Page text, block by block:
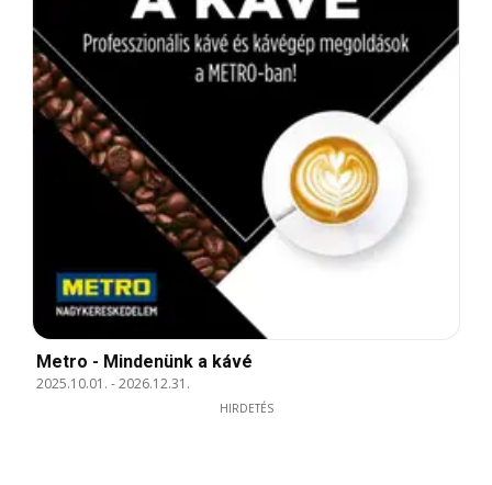
Metro - Mindenünk a kávé
2025.10.01. -2026.12.31.
HIRDETÉS